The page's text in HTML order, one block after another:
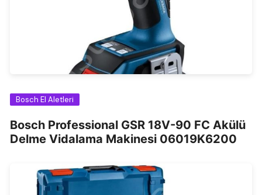
Bosch El Aletleri
Bosch Professional GSR 18V-90 FC Akülü
Delme Vidalama Makinesi 06019K6200